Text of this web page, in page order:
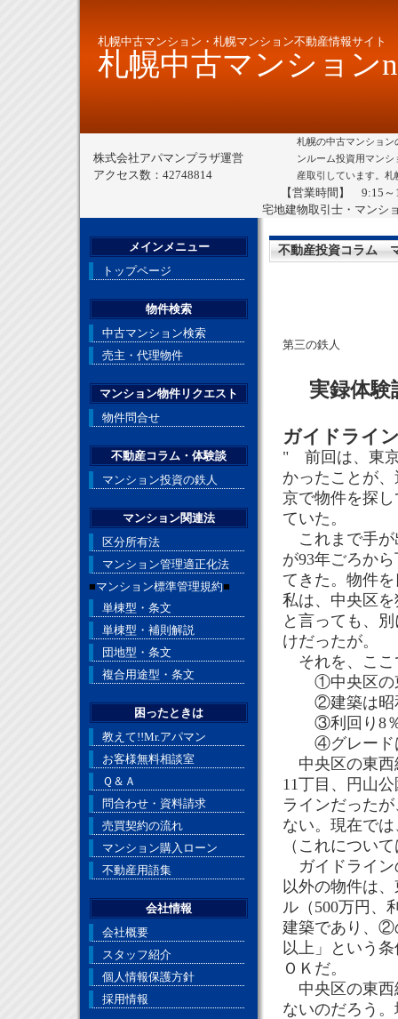
札幌中古マンション・札幌マンション不動産情報サイト
札幌中古マンション
株式会社アパマンプラザ運営
アクセス数：42748814
札幌の中古マンショ
ンルーム投資用マン
産取引しています。
【営業時間】 9:15
宅地建物取引士・マンシ
不動産投資コラム
第三の鉄人
実録体
ガイドライ
" 前回は、東京
かったことが
京で物件を探
ていた。
これまで手が
が93年ごろか
てきた。物件
私は、中央区
と言っても、
けだったが。
それを、ここ
①中央区の東
②建築は昭和
③利回り8％
④グレードは
中央区の東西
11丁目、円山
ラインだった
ない。現在で
（これについ
ガイドライン
以外の物件は
ル（500万円、
建築であり、②
以上」という
ＯＫだ。
中央区の東西
ないのだろう
メインメニュー
トップページ
物件検索
中古マンション検索
売主・代理物件
マンション物件リクエスト
物件問合せ
不動産コラム・体験談
マンション投資の鉄人
マンション関連法
区分所有法
マンション管理適正化法
■マンション標準管理規約■
単棟型・条文
単棟型・補則解説
団地型・条文
複合用途型・条文
困ったときは
教えて!!Mr.アパマン
お客様無料相談室
Ｑ＆Ａ
問合わせ・資料請求
売買契約の流れ
マンション購入ローン
不動産用語集
会社情報
会社概要
スタッフ紹介
個人情報保護方針
採用情報